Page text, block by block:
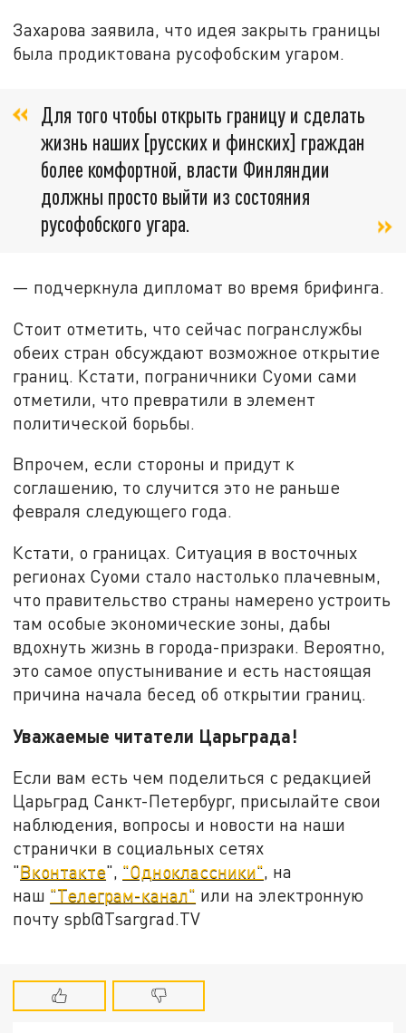
Захарова заявила, что идея закрыть границы
была продиктована русофобским угаром.
Для того чтобы открыть границу и сделать
жизнь наших [русских и финских] граждан
более комфортной, власти Финляндии
должны просто выйти из состояния
русофобского угара.
— подчеркнула дипломат во время брифинга.
Стоит отметить, что сейчас погранслужбы
обеих стран обсуждают возможное открытие
границ. Кстати, пограничники Суоми сами
отметили, что превратили в элемент
политической борьбы.
Впрочем, если стороны и придут к
соглашению, то случится это не раньше
февраля следующего года.
Кстати, о границах. Ситуация в восточных
регионах Суоми стало настолько плачевным,
что правительство страны намерено устроить
там особые экономические зоны, дабы
вдохнуть жизнь в города-призраки. Вероятно,
это самое опустынивание и есть настоящая
причина начала бесед об открытии границ.
Уважаемые читатели Царьграда!
Если вам есть чем поделиться с редакцией
Царьград Санкт-Петербург, присылайте свои
наблюдения, вопросы и новости на наши
странички в социальных сетях
"Вконтакте", "Одноклассники", на
наш "Телеграм-канал" или на электронную
почту spb@Tsargrad.TV